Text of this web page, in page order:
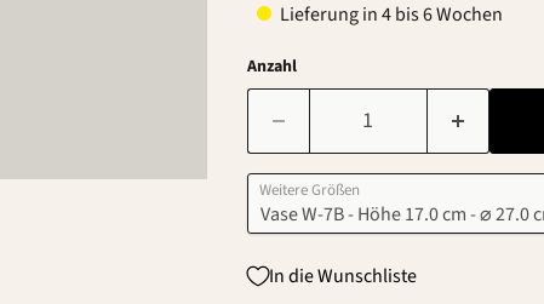
Lieferung in 4 bis 6 Wochen
Anzahl
Weitere Größen
In die Wunschliste